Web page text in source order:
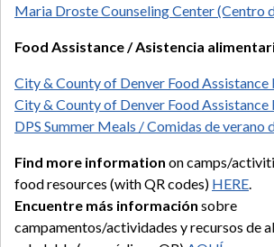
Maria Droste Counseling Center (Centro
Food Assistance / Asistencia
City & County of Denver Food Assistance
City & County of Denver Food Assistance
DPS Summer Meals / Comidas de verano
Find more information on camps/
food resources (with QR codes) HERE.
Encuentre más información sobre
campamentos/actividades y recursos de